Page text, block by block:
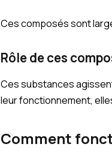
Ces composés sont
Rôle de ces
Ces substances
leur fonctionnement,
Comment